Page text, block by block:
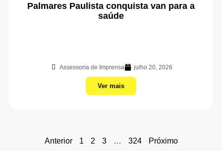
Palmares Paulista conquista van para a
saúde
Assessoria de Imprensa julho 20, 2026
Ver mais
Anterior 1 2 3 … 324 Próximo